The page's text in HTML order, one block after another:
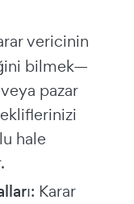
vericinin
bilmek—
pazar
hale
: Karar